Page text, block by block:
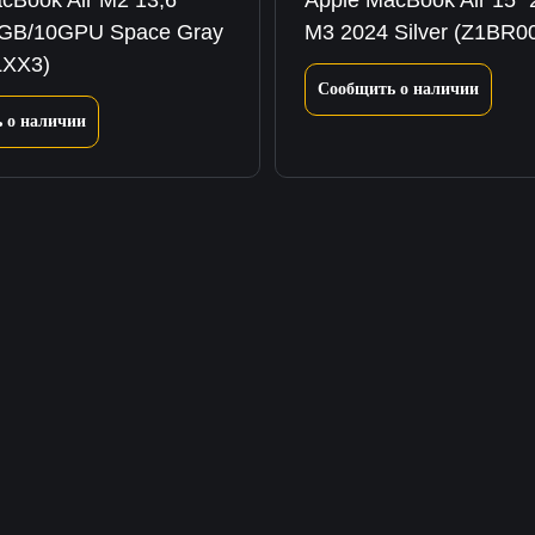
10GPU Space Gray
о наличии
M3 2024 Silver
Сообщить о наличии